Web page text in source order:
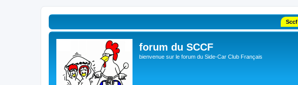
Sccf
forum du SCCF
bienvenue sur le forum du Side-Car Club Français